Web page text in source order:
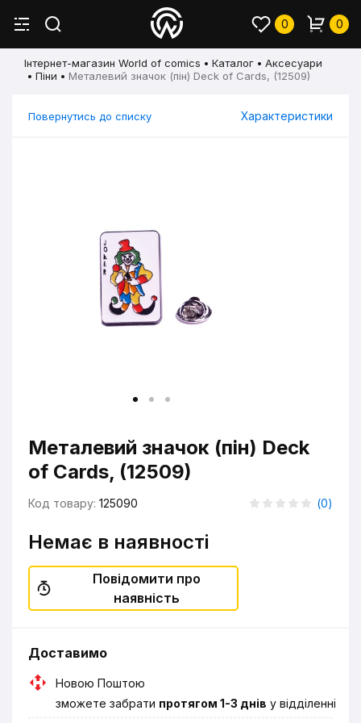
0 0
Інтернет-магазин World of comics Каталог
Аксесуари
Піни
Металевий значок (пін) Deck of Cards, (12509)
Повернутись до списку Характеристики
Металевий значок (пін) Deck
of Cards, (12509)
Код товару: 125090 (0)
Немає в наявності
Повідомити про
наявність
Доставимо
Новою Поштою
зможете забрати протягом 1-3 днів у відділенні